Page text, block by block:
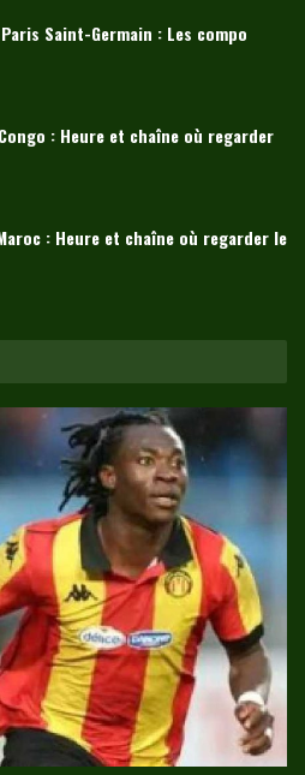
Saint-Germain : Les compo
: Heure et chaîne où regarder
: Heure et chaîne où regarder le